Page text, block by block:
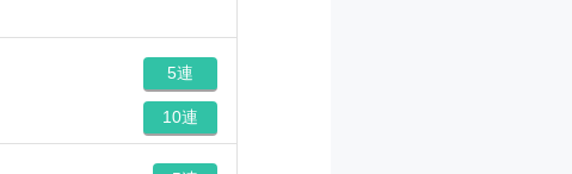
5連
10連